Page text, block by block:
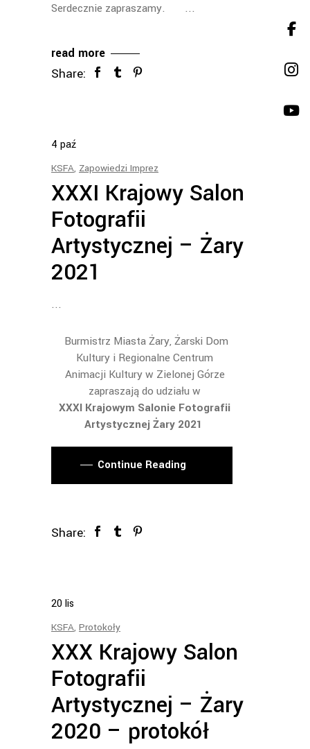
Serdecznie zapraszamy.
read more
Share:
4 paź
KSFA, Zapowiedzi Imprez
XXXI Krajowy Salon
Fotografii
Artystycznej – Żary
2021
Burmistrz Miasta Żary, Żarski Dom
Kultury i Regionalne Centrum
Animacji Kultury w Zielonej Górze
zapraszają do udziału w
XXXI Krajowym Salonie Fotografii
Artystycznej Żary 2021
Continue Reading
Share:
20lis
KSFA, Protokoły
XXX Krajowy Salon
Fotografii
Artystycznej – Żary
2020 – protokół